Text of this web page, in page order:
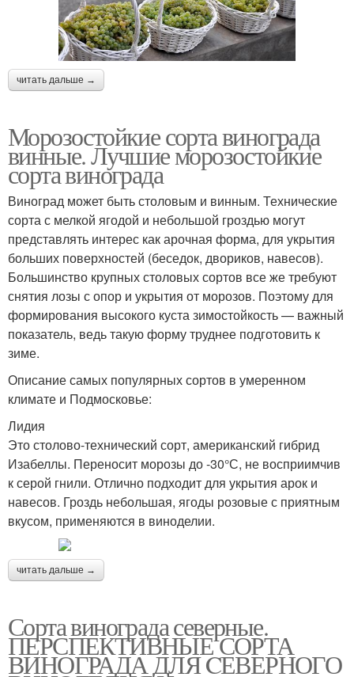
читать дальше →
Морозостойкие сорта винограда
винные. Лучшие морозостойкие
сорта винограда
Виноград может быть столовым и винным. Технические
сорта с мелкой ягодой и небольшой гроздью могут
представлять интерес как арочная форма, для укрытия
больших поверхностей (беседок, двориков, навесов).
Большинство крупных столовых сортов все же требуют
снятия лозы с опор и укрытия от морозов. Поэтому для
формирования высокого куста зимостойкость — важный
показатель, ведь такую форму труднее подготовить к
зиме.
Описание самых популярных сортов в умеренном
климате и Подмосковье:
Лидия
Это столово-технический сорт, американский гибрид
Изабеллы. Переносит морозы до -30°С, не восприимчив
к серой гнили. Отлично подходит для укрытия арок и
навесов. Гроздь небольшая, ягоды розовые с приятным
вкусом, применяются в виноделии.
читать дальше →
Сорта винограда северные.
ПЕРСПЕКТИВНЫЕ СОРТА
ВИНОГРАДА ДЛЯ CЕВЕРНОГО